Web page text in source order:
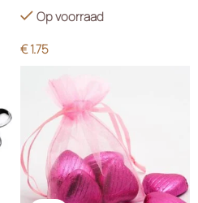
Op voorraad
€1.75